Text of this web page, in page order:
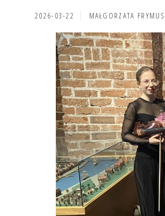
2026-03-22 MAŁGORZATA FRYMUS